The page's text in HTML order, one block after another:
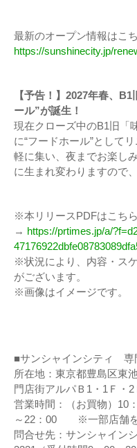
最新のオープン情報はこち
https://sunshinecity.jp/
【予告！】2027年春、
ール”が誕生！
現在クローズ中のB1旧「
に“フードホール”として
軽に集い、夜までお楽し
に生まれ変わりますので
※本リリースPDFはこち
→ https://prtimes.jp/a/
※状況により、内容・ス
がございます。
※画像はイメージです。
■サンシャインシティ
所在地：東京都豊島区
門店街アルパＢ1・1Ｆ・2
営業時間：（お買物）10
～22：00 ※一部店舗を
問合せ先：サンシャイ